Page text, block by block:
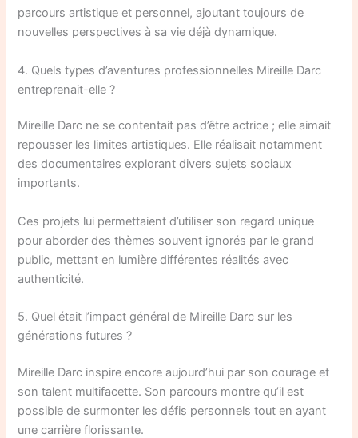
parcours artistique et personnel, ajoutant toujours de
nouvelles perspectives à sa vie déjà dynamique.
4. Quels types d’aventures professionnelles Mireille Darc
entreprenait-elle ?
Mireille Darc ne se contentait pas d’être actrice ; elle aimait
repousser les limites artistiques. Elle réalisait notamment
des documentaires explorant divers sujets sociaux
importants.
Ces projets lui permettaient d’utiliser son regard unique
pour aborder des thèmes souvent ignorés par le grand
public, mettant en lumière différentes réalités avec
authenticité.
5. Quel était l’impact général de Mireille Darc sur les
générations futures ?
Mireille Darc inspire encore aujourd’hui par son courage et
son talent multifacette. Son parcours montre qu’il est
possible de surmonter les défis personnels tout en ayant
une carrière florissante.